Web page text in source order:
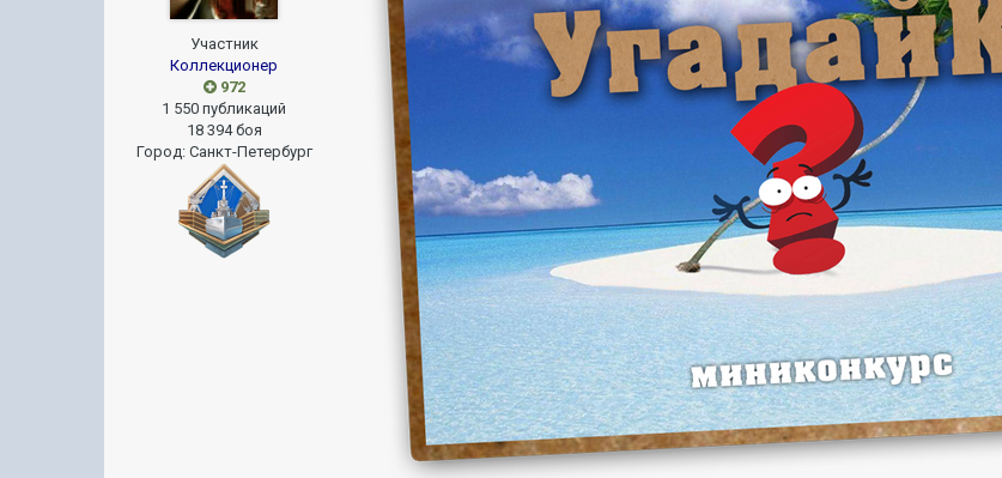
Участник
Коллекционер
972
1 550 публикаций
18 394 боя
Город: Санкт-Петербург